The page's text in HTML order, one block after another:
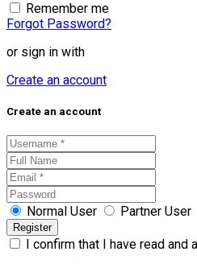
Remember me
Forgot Password?
or sign in with
Create an account
Create an account
Normal User Partner User
I confirm that I have read and